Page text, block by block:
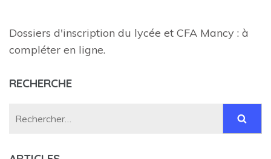
Dossiers d'inscription du lycée et CFA Mancy : à
compléter en ligne.
RECHERCHE
Rechercher :